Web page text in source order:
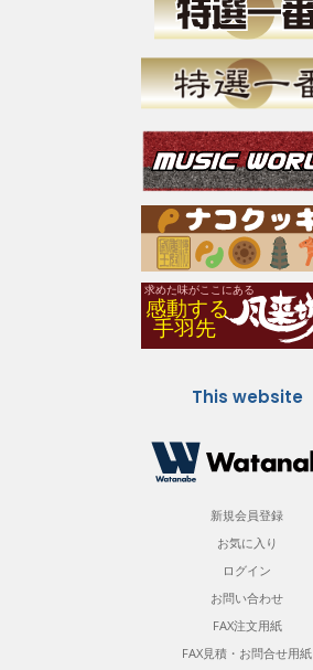
This website
新規会員登録
お気に入り
ログイン
お問い合わせ
FAX注文用紙
FAX見積・お問合せ用紙